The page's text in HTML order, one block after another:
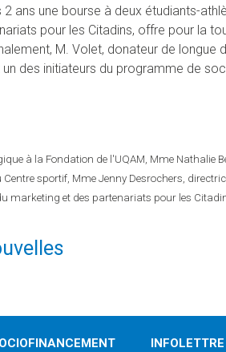
ans une bourse à deux étudiants-
pour les Citadins, offre pour la
M. Volet, donateur de longue
des initiateurs du programme de
à la Fondation de l'UQAM, Mme Nathalie
sportif, Mme Jenny Desrochers,
marketing et des partenariats pour les
INFOLETTRE